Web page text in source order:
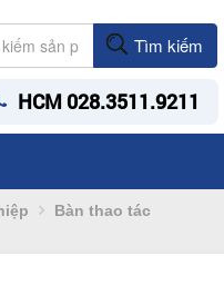
Tìm kiếm
HCM 028.3511.9211
Bàn thao tác